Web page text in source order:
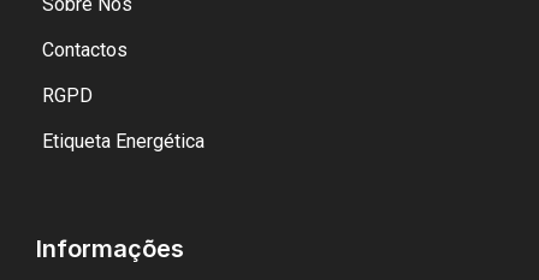
Sobre Nós
Contactos
RGPD
Etiqueta Energética
Informações